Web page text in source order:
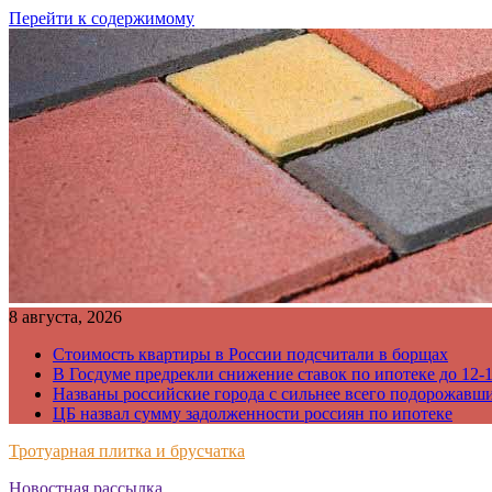
Перейти к содержимому
8 августа, 2026
Стоимость квартиры в России подсчитали в борщах
В Госдуме предрекли снижение ставок по ипотеке до 12-
Названы российские города с сильнее всего
ЦБ назвал сумму задолженности россиян по ипотеке
Тротуарная плитка и брусчатка
Новостная рассылка